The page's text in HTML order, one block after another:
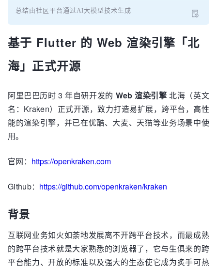
总结由社区平台通过AI大模型技术生成
基于 Flutter 的 Web 渲染引擎「北
海」正式开源
阿里巴巴历时 3 年自研开发的 Web 渲染引擎 北海（英文
名：Kraken）正式开源，致力打造易扩展，跨平台，高性
能的渲染引擎，并已在优酷、大麦、天猫等业务场景中使
用。
官网： https://openkraken.com
Github： https://github.com/openkraken/kraken
背景
互联网业务如火如荼地发展离不开跨平台技术，而最成熟
的跨平台技术就是大家熟悉的浏览器了，它与生俱来的跨
平台能力、开放的标准以及强大的生态使它成为炙手可热